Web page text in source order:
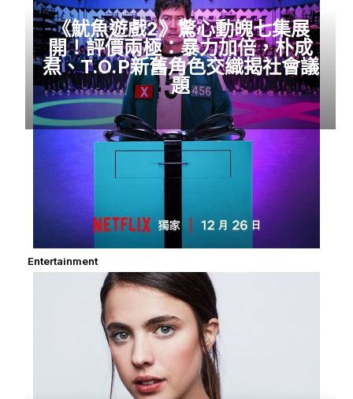
《魷魚遊戲2》驚心動魄七集展
開！評價兩極：暴力加倍，朴成
焄、T.O.P新舊角色交織揭社會議
題
Entertainment